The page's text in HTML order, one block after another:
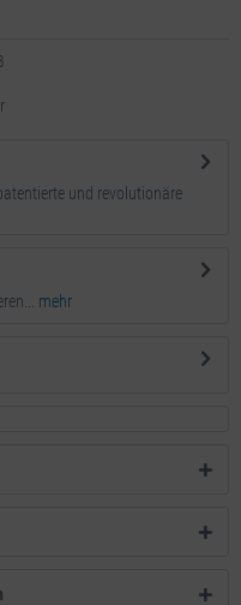
und revolutionäre
mehr